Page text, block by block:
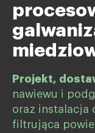
Projekt,
nawiewu i
oraz instalacja
filtrująca